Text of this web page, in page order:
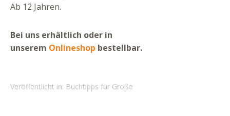
Ab 12 Jahren.
Bei uns erhältlich oder in
unserem Onlineshop bestellbar.
Veröffentlicht in: Buchtipps für Große